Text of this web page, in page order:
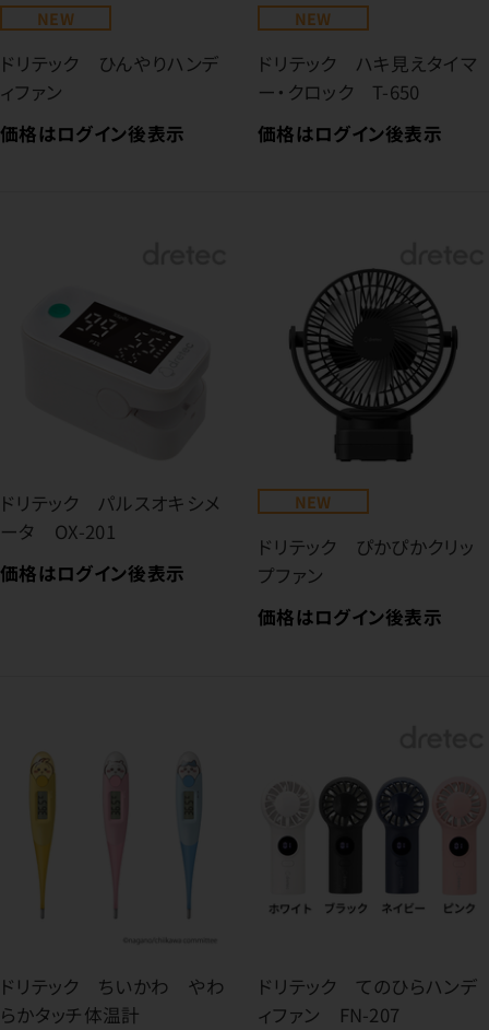
NEW
ドリテック ひんやりハンデ
ィファン
価格はログイン後表示
NEW
ドリテック ハキ見えタイマ
ー・クロック T-650
価格はログイン後表示
ドリテック パルスオキシメ
ータ OX-201
価格はログイン後表示
NEW
ドリテック ぴかぴかクリッ
プファン
価格はログイン後表示
ドリテック ちいかわ やわ
らかタッチ体温計
ドリテック てのひらハンデ
ィファン FN-207